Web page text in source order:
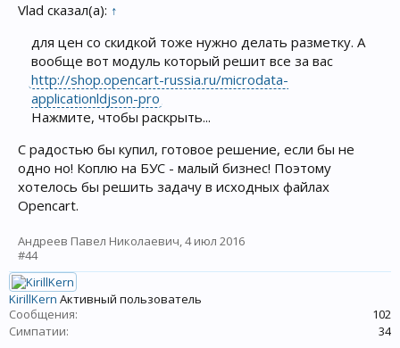
Vlad сказал(а): ↑
для цен со скидкой тоже нужно делать разметку. А
вообще вот модуль который решит все за вас
http://shop.opencart-russia.ru/microdata-
applicationldjson-pro
Нажмите, чтобы раскрыть...
С радостью бы купил, готовое решение, если бы не
одно но! Коплю на БУС - малый бизнес! Поэтому
хотелось бы решить задачу в исходных файлах
Opencart.
Андреев Павел Николаевич,4 июл 2016
#44
KirillKern Активный пользователь
Сообщения:
102
Симпатии:
34